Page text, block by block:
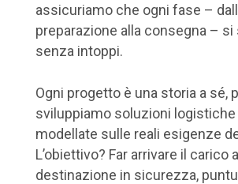
assicuriamo che ogni fase –
preparazione alla consegna – si
senza intoppi.
Ogni progetto è una storia a sé,
sviluppiamo soluzioni logistiche
modellate sulle reali esigenze
L’obiettivo? Far arrivare il carico a
destinazione in sicurezza,